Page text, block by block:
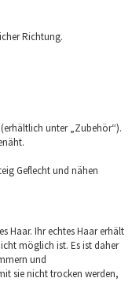
Richtung.
unter „Zubehör“).
Geflecht und nähen
Haar. Ihr echtes Haar erhält
möglich ist. Es ist daher
und
sie nicht trocken werden,